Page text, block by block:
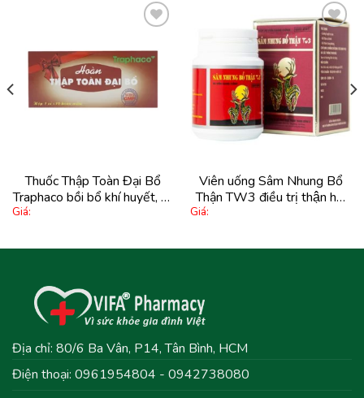
Thêm
Thuốc Thập Toàn Đại Bổ
Traphaco bồi bổ khí huyết, trị
suy nhược cơ thể (10 viên)
Giá:
Thêm
vào
yêu
thích
Viên uống Sâm Nhung Bổ
Thận TW3 điều trị thận hư,
Giá:
Địa chỉ: 80/6 Ba Vân, P14, Tân Bình, HCM
Điện thoại: 0961954804 - 0942738080